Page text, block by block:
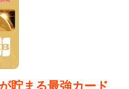
貯まる最強カード